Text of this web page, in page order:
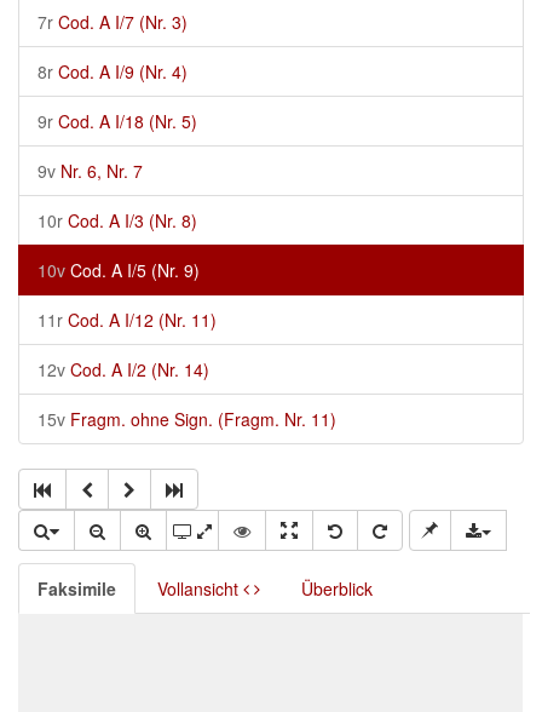
7r Cod. A I/7 (Nr. 3)
8r Cod. A I/9 (Nr. 4)
9r Cod. A I/18 (Nr. 5)
9v Nr. 6, Nr. 7
10r Cod. A I/3 (Nr. 8)
10v Cod. A I/5 (Nr. 9)
11r Cod. A I/12 (Nr. 11)
12v Cod. A I/2 (Nr. 14)
15v Fragm. ohne Sign. (Fragm. Nr. 11)
Faksimile Vollansicht Überblick